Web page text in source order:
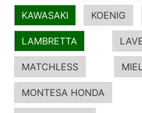
KAWASAKI KOENIG
LAMBRETTA
MATCHLESS
MONTESA HONDA